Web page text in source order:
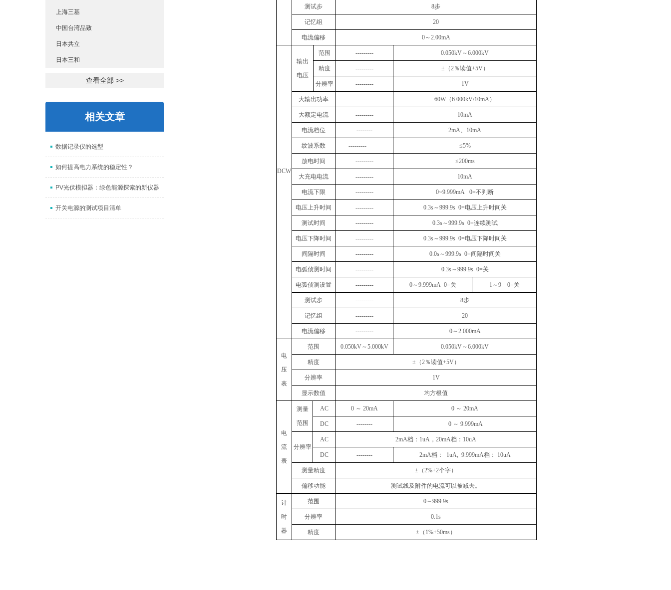
上海三基
中国台湾品致
日本共立
日本三和
查看全部 >>
相关文章
数据记录仪的选型
如何提高电力系统的稳定性？
PV光伏模拟器：绿色能源探索的新仪器
开关电源的测试项目清单
测试步 8步
记忆组 20
电流偏移 0～2.00mA
DCW
输出
电压
范围 --------- 0.050kV～6.000kV
精度 --------- ± （2％读值+5V）
分辨率 --------- 1V
大输出功率 --------- 60W （6.000kV/10mA）
大额定电流 --------- 10mA
电流档位 -------- 2mA、 10mA
纹波系数 --------- ≤5%
放电时间 --------- ≤200ms
大充电电流 --------- 10mA
电流下限 --------- 0~9.999mA 0=不判断
电压上升时间 --------- 0.3s～999.9s 0=电压上升时间关
测试时间 --------- 0.3s～999.9s 0=连续测试
电压下降时间 --------- 0.3s～999.9s 0=电压下降时间关
间隔时间 --------- 0.0s～999.9s 0=间隔时间关
电弧侦测时间 --------- 0.3s～999.9s 0=关
电弧侦测设置 --------- 0～9.999mA 0=关 1 ～9 0=关
测试步 --------- 8步
记忆组 --------- 20
电流偏移 --------- 0～2.000mA
电
压
表
范围 0.050kV～5.000kV 0.050kV～6.000kV
精度 ± （2％读值+5V）
分辨率 1V
显示数值 均方根值
电
流
表
测量
范围
AC 0 ～ 20mA 0 ～ 20mA
DC -------- 0 ～ 9.999mA
分辨率
AC 2mA档： 1uA ，20mA档： 10uA
DC -------- 2mA档： 1uA, 9.999mA档： 10uA
测量精度 ± （2%+2个字）
偏移功能 测试线及附件的电流可以被减去。
计
时
器
范围 0～999.9s
分辨率 0.1s
精度 ± （ 1%+50ms）